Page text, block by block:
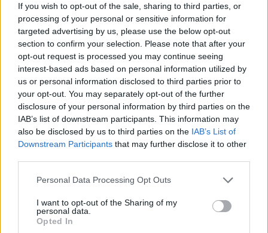
If you wish to opt-out of the sale, sharing to third parties, or
processing of your personal or sensitive information for
targeted advertising by us, please use the below opt-out
section to confirm your selection. Please note that after your
opt-out request is processed you may continue seeing
interest-based ads based on personal information utilized by
us or personal information disclosed to third parties prior to
your opt-out. You may separately opt-out of the further
disclosure of your personal information by third parties on the
IAB’s list of downstream participants. This information may
also be disclosed by us to third parties on the IAB’s List of
Downstream Participants that may further disclose it to other
Personal Data Processing Opt Outs
I want to opt-out of the Sharing of my
personal data.
Opted In
Επιλογές Που Ταιριάζουν
Ανακαλύψτε τα κοσμήματα που αγαπήθηκαν περισσότερο!
Εδώ θα βρείτε τις κορυφαίες επιλογές που ξεχωρίζουν για
το μοναδικό τους στυλ και την εξαιρετική τους ποιότητα.
ΧΡΥΣΌΣ 18 ΚΑΡΑΤΊΩΝ -10% BRASS